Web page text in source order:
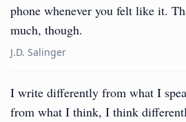
phone whenever you felt like it.
much, though.
J.D. Salinger
I write differently from what I
from what I think, I think